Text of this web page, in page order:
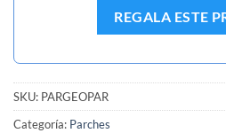
REGALA ESTE
SKU: PARGEOPAR
Categoría: Parches